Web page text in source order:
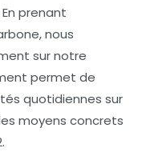
En prenant
nous
sur notre
permet de
quotidiennes sur
moyens concrets
.